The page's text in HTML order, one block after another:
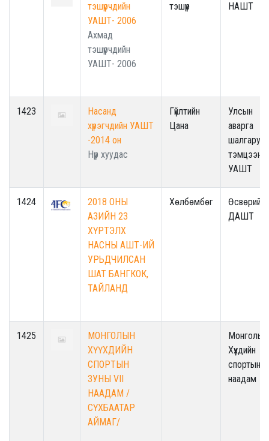
тэшүүрчдийн
УАШТ- 2006
Ахмад
тэшүүрчдийн
УАШТ- 2006
тэшүүр
НАШТ
1423
Насанд
хүрэгчдийн УАШТ
-2014 он
Нүүр хуудас
Гүйлтийн
Цана
Улсын
аварга
тэмцээн -
УАШТ
1424
2018 ОНЫ
АЗИЙН 23
ХҮРТЭЛХ
НАСНЫ АШТ-ИЙ
УРЬДЧИЛСАН
ШАТ БАНГКОК,
ТАЙЛАНД
Хөлбөмбөг
Өсвөрийн
ДАШТ
1425
МОНГОЛЫН
ХҮҮХДИЙН
СПОРТЫН
ЗУНЫ VII
НААДАМ /
СҮХБААТАР
АЙМАГ/
Монголын
Хүүхдийн
спортын
наадам